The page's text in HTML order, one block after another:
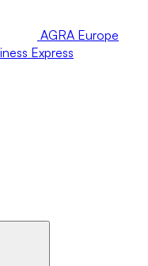
AGRA Europe
Express